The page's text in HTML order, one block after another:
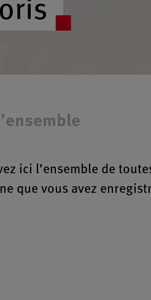
ici l’ensemble de
que vous avez